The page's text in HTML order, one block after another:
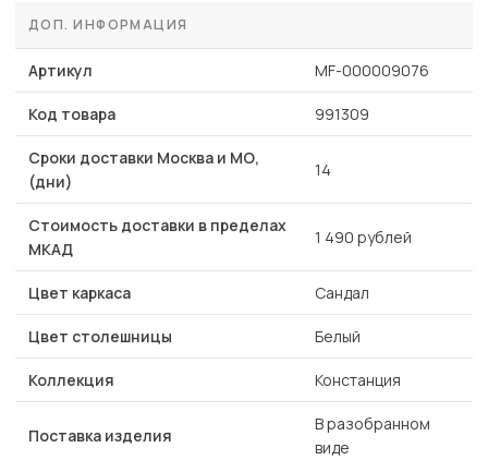
ДОП. ИНФОРМАЦИЯ
Артикул MF-000009076
Код товара 991309
Сроки доставки Москва и МО,
(дни)
14
Стоимость доставки в пределах
МКАД
1 490 рублей
Цвет каркаса Сандал
Цвет столешницы Белый
Коллекция Констанция
Поставка изделия
В разобранном
виде